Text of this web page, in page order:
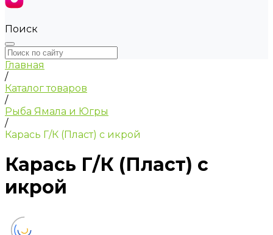
Поиск
Главная
/
Каталог товаров
/
Рыба Ямала и Югры
/
Карась Г/К (Пласт) с икрой
Карась Г/К (Пласт) с
икрой